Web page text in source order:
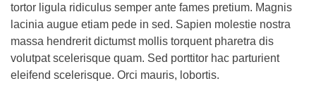
tortor ligula ridiculus semper ante fames pretium. Magnis
lacinia augue etiam pede in sed. Sapien molestie nostra
massa hendrerit dictumst mollis torquent pharetra dis
volutpat scelerisque quam. Sed porttitor hac parturient
eleifend scelerisque. Orci mauris, lobortis.